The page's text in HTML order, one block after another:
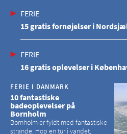
FERIE
15 gratis fornøjelser i
FERIE
16 gratis oplevelser i
FERIE I DANMARK
10 fantastiske
badeoplevelser på
Bornholm
Bornholm er fyldt med fantastiske
strande. Hop en tur i vandet,